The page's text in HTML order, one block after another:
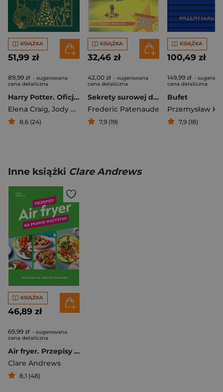
KSIĄŻKA
51,99 zł
89,99 zł - sugerowana
cena detaliczna
Harry Potter. Oficjalna świąteczna książka kucharska z filmów o Harrym Potterze
Elena Craig, Jody Revenson
8,6 (24)
KSIĄŻKA
32,46 zł
42,00 zł - sugerowana
cena detaliczna
Sekrety surowej diety Witarianizm na co dzień
Frederic Patenaude
7,9 (19)
KSIĄŻKA
100,49 zł
149,99 zł -
cena detaliczna
Bufet
Przemysław
7,9 (18)
Inne książki Clare Andrews
KSIĄŻKA
46,89 zł
69,99 zł - sugerowana
cena detaliczna
Air fryer. Przepisy na prawie wszystko
Clare Andrews
8,1 (48)